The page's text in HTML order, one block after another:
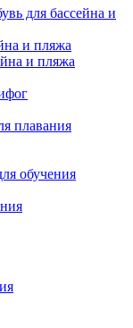
для бассейна и
и пляжа
и пляжа
плавания
обучения